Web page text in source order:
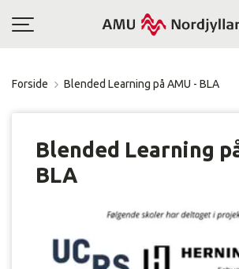
Toggle
Forside Blended Learning på AMU - BLA
Blended Learning
BLA